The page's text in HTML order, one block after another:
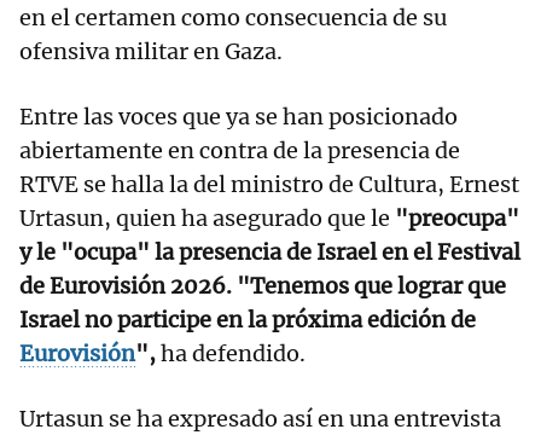
en el certamen como consecuencia de su
ofensiva militar en Gaza.
Entre las voces que ya se han posicionado
abiertamente en contra de la presencia de
RTVE se halla la del ministro de Cultura, Ernest
Urtasun, quien ha asegurado que le "preocupa"
y le "ocupa" la presencia de Israel en el Festival
de Eurovisión 2026. "Tenemos que lograr que
Israel no participe en la próxima edición de
Eurovisión",ha defendido.
Urtasun se ha expresado así en una entrevista